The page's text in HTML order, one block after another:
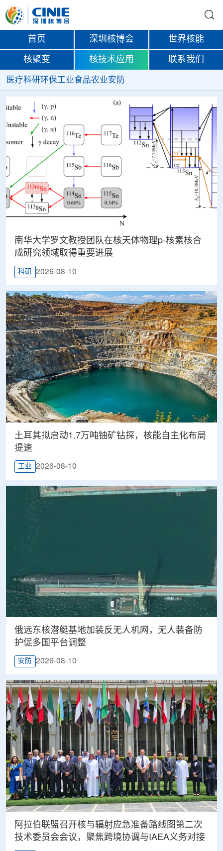
首页 深圳核博会 世界核能
核聚变 核技术应用 联系我们
医疗科研环保工业食品农业安防
南华大学罗文教授团队在核天体物理p-核素核合
成研究领域取得重要进展
科研 2026-08-10
土耳其拟启动1.7万吨铀矿钻探，核能自主化布局
提速
工业 2026-08-10
俄远东核潜艇基地加装反无人机网，无人装备防
护促多国平台调整
安防 2026-08-10
阿拉伯联盟召开核与辐射应急准备路线图第二次
技术委员会会议，聚焦跨境协调与IAEA义务对接